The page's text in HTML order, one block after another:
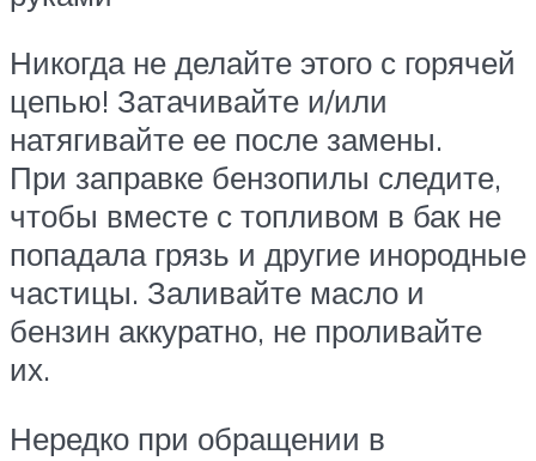
Никогда не делайте этого с горячей
цепью! Затачивайте и/или
натягивайте ее после замены.
При заправке бензопилы следите,
чтобы вместе с топливом в бак не
попадала грязь и другие инородные
частицы. Заливайте масло и
бензин аккуратно, не проливайте
их.
Нередко при обращении в